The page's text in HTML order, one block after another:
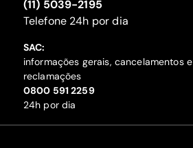
(11) 5039-2195
‍Telefone 24h por dia
SAC:
informações gerais, cancelamentos e
reclamações
‍0800 591 2259
24h por dia